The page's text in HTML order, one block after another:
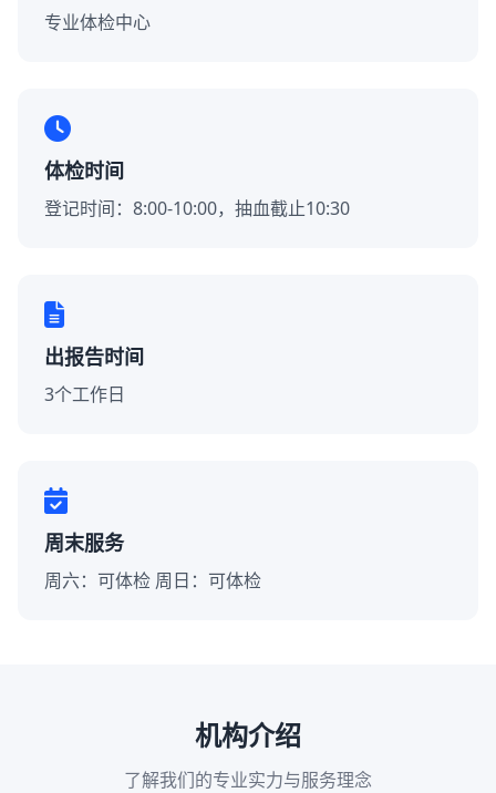
专业体检中心
体检时间
登记时间：8:00-10:00，抽血截止10:30
出报告时间
3个工作日
周末服务
周六：可体检 周日：可体检
机构介绍
了解我们的专业实力与服务理念